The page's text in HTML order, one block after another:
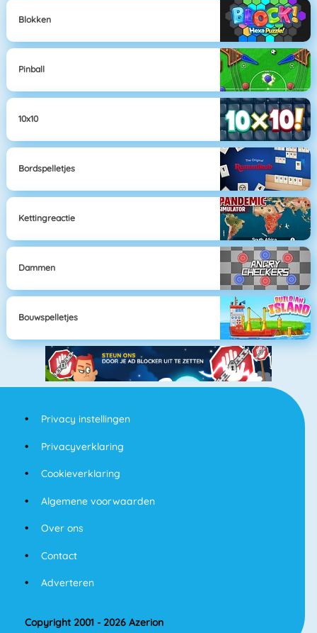
Blokken
Pinball
10x10
Bordspelletjes
Kettingreactie
Dammen
Bouwspelletjes
Privacy instellingen
Privacyverklaring
Cookieverklaring
Algemene voorwaarden
Over ons
Contact
Adverteren
Copyright 2001 - 2026 Azerion